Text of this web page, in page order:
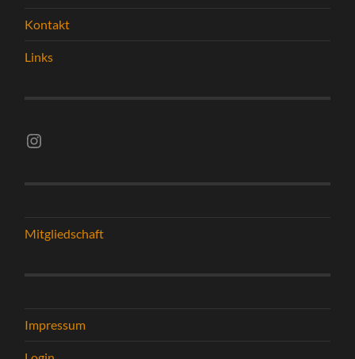
Kontakt
Links
Instagram vsghelmstadt.volleyball
Mitgliedschaft
Impressum